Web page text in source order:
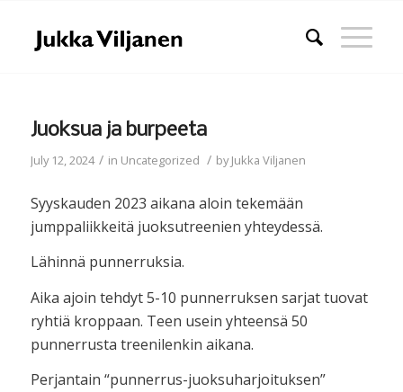
Juoksua ja burpeeta
July 12, 2024 / in Uncategorized / byJukka Viljanen
Syyskauden 2023 aikana aloin tekemään
jumppaliikkeitä juoksutreenien yhteydessä.
Lähinnä punnerruksia.
Aika ajoin tehdyt 5-10 punnerruksen sarjat tuovat
ryhtiä kroppaan. Teen usein yhteensä 50
punnerrusta treenilenkin aikana.
Perjantain “punnerrus-juoksuharjoituksen”